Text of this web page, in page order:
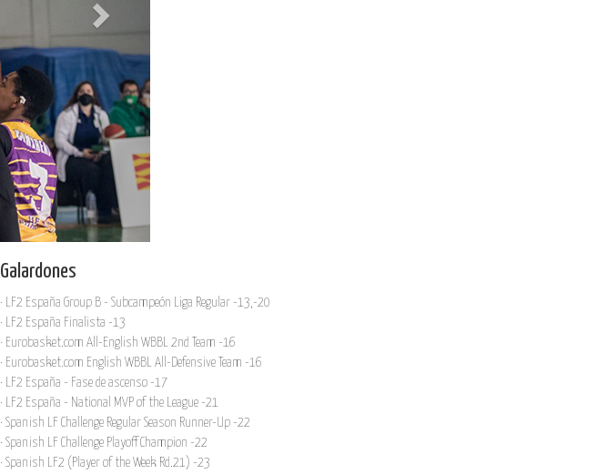
Galardones
· LF2 España Group B - Subcampeón Liga Regular -13,-20
· LF2 España Finalista -13
· Eurobasket.com All-English WBBL 2nd Team -16
· Eurobasket.com English WBBL All-Defensive Team -16
· LF2 España - Fase de ascenso -17
· LF2 España - National MVP of the League -21
· Spanish LF Challenge Regular Season Runner-Up -22
· Spanish LF Challenge Playoff Champion -22
· Spanish LF2 (Player of the Week Rd.21) -23